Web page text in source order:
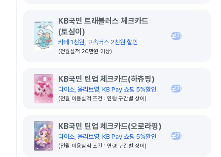
KB국민 트래블러스 체크카드
(토심이)
카페 1천원, 고속버스 2천원 할인
(전월실적 20만원 이상)
보기
KB국민 틴업 체크카드(하츄핑)
다이소, 올리브영, KB Pay 쇼핑 5%할인
(전월 이용실적 조건 : 연령 구간별 상이)
보기
KB국민 틴업 체크카드(오로라핑)
다이소, 올리브영, KB Pay 쇼핑 5%할인
(전월 이용실적 조건 : 연령 구간별 상이)
보기